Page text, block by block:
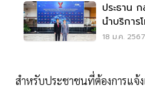
ประธาน
นำบริการ
แห่ง
18 ม.ค.
สำหรับประชาชนที่ต้องการแจ้